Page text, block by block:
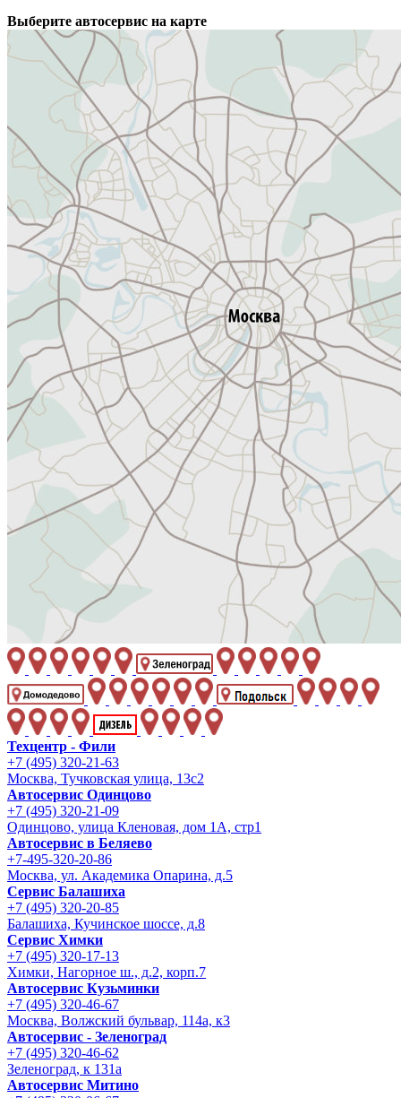
Выберите автосервис на карте
Техцентр - Фили
+7 (495) 320-21-63
Москва, Тучковская улица, 13с2
Автосервис Одинцово
+7 (495) 320-21-09
Одинцово, улица Кленовая, дом 1А, стр1
Автосервис в Беляево
+7-495-320-20-86
Москва, ул. Академика Опарина, д.5
Сервис Балашиха
+7 (495) 320-20-85
Балашиха, Кучинское шоссе, д.8
Сервис Химки
+7 (495) 320-17-13
Химки, Нагорное ш., д.2, корп.7
Автосервис Кузьминки
+7 (495) 320-46-67
Москва, Волжский бульвар, 114а, к3
Автосервис - Зеленоград
+7 (495) 320-46-62
Зеленоград, к 131а
Автосервис Митино